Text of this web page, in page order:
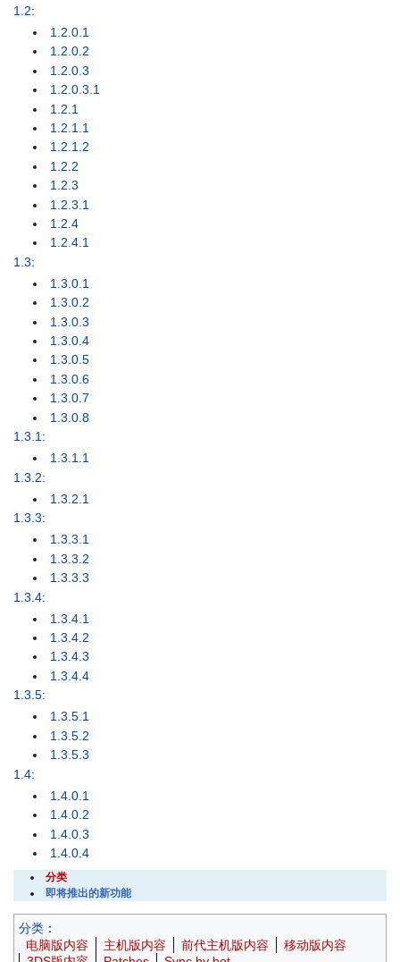
1.2:
1.2.0.1
1.2.0.2
1.2.0.3
1.2.0.3.1
1.2.1
1.2.1.1
1.2.1.2
1.2.2
1.2.3
1.2.3.1
1.2.4
1.2.4.1
1.3:
1.3.0.1
1.3.0.2
1.3.0.3
1.3.0.4
1.3.0.5
1.3.0.6
1.3.0.7
1.3.0.8
1.3.1 :
1.3.1.1
1.3.2:
1.3.2.1
1.3.3:
1.3.3.1
1.3.3.2
1.3.3.3
1.3.4:
1.3.4.1
1.3.4.2
1.3.4.3
1.3.4.4
1.3.5:
1.3.5.1
1.3.5.2
1.3.5.3
1.4:
1.4.0.1
1.4.0.2
1.4.0.3
1.4.0.4
分类
即将推出的新功能
分类 ：
电脑版内容
主机版内容 前代主机版内容
移动版内容